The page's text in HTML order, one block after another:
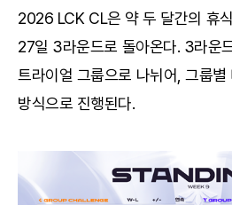
2026 LCK CL은 약 두 달간의 휴
27일 3라운드로 돌아온다. 3라운
트라이얼 그룹으로 나뉘어, 그룹별
방식으로 진행된다.